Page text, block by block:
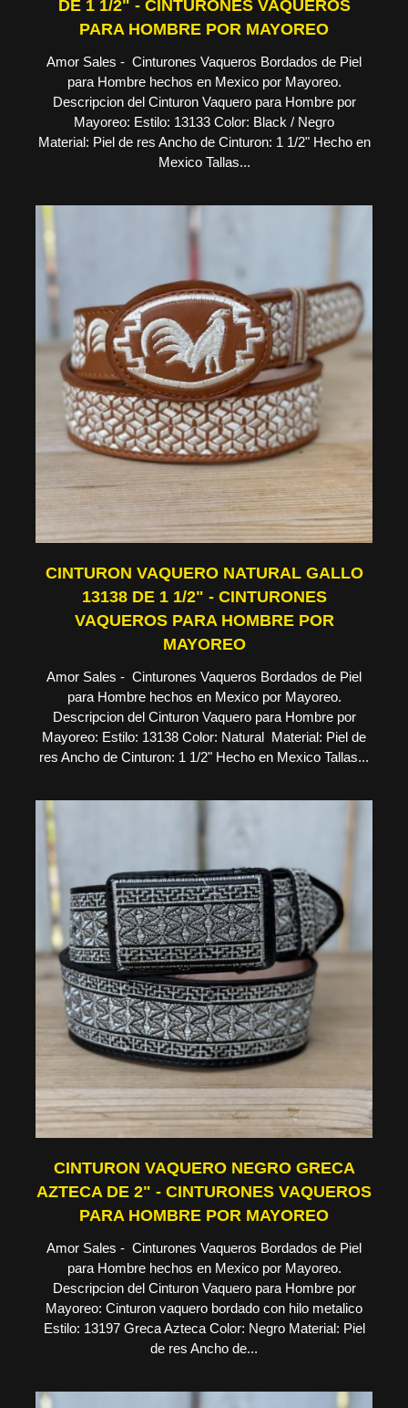
DE 1 1/2" - CINTURONES VAQUEROS
PARA HOMBRE POR MAYOREO
Amor Sales - Cinturones Vaqueros Bordados de Piel
para Hombre hechos en Mexico por Mayoreo.
Descripcion del Cinturon Vaquero para Hombre por
Mayoreo: Estilo: 13133 Color: Black / Negro
Material: Piel de res Ancho de Cinturon: 1 1/2" Hecho en
Mexico Tallas...
CINTURON VAQUERO NATURAL GALLO
13138 DE 1 1/2" - CINTURONES
VAQUEROS PARA HOMBRE POR
MAYOREO
Amor Sales - Cinturones Vaqueros Bordados de Piel
para Hombre hechos en Mexico por Mayoreo.
Descripcion del Cinturon Vaquero para Hombre por
Mayoreo: Estilo: 13138 Color: Natural Material: Piel de
res Ancho de Cinturon: 1 1/2" Hecho en Mexico Tallas...
CINTURON VAQUERO NEGRO GRECA
AZTECA DE 2" - CINTURONES VAQUEROS
PARA HOMBRE POR MAYOREO
Amor Sales - Cinturones Vaqueros Bordados de Piel
para Hombre hechos en Mexico por Mayoreo.
Descripcion del Cinturon Vaquero para Hombre por
Mayoreo: Cinturon vaquero bordado con hilo metalico
Estilo: 13197 Greca Azteca Color: Negro Material: Piel
de res Ancho de...